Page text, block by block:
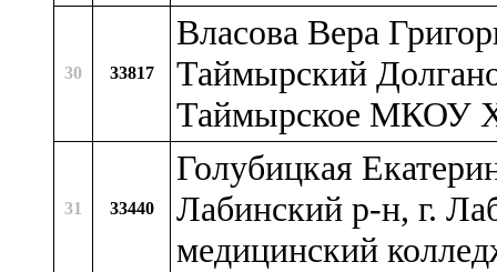
30 33817
Власова Вера
Таймырский
Таймырское МКОУ
31 33440
Голубицкая
Лабинский р-н, г.
медицинский